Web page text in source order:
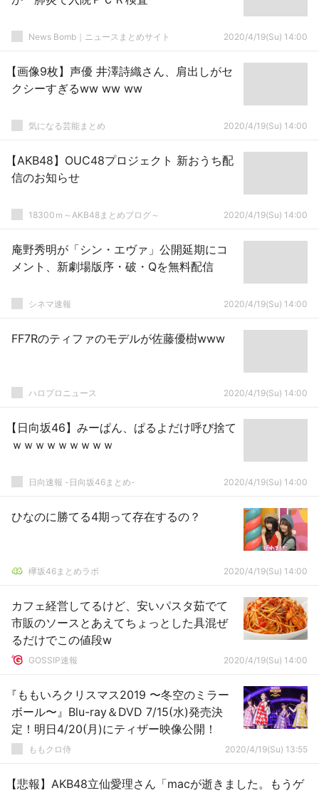
News Bomb｜ニュースまとめサイト 2020/4/19(Su) 14:00
【画像9枚】声優 井澤詩織さん、肩出しがセ
クシーすぎるww ww ww
気になる芸能まとめ 2020/4/19(Su) 14:00
【AKB48】OUC48プロジェクト 新おうち配
信のお知らせ
18300ｍ～AKB48まとめブログ～ 2020/4/19(Su) 14:00
庵野秀明が「シン・エヴァ」公開延期にコ
メント、新劇場版序・破・Qを無料配信
シネマ速報 2020/4/19(Su) 14:00
FF7Rのティファのモデルが佐藤優樹www
ハロプロニュース 2020/4/19(Su) 14:00
【日向坂46】みーぱん、ぱるよだけ呼び捨て
ｗｗｗｗｗｗｗｗｗ
日向速報 -日向坂46まとめ- 2020/4/19(Su) 14:00
ひなのに勝てる4期って存在するの？
欅坂46まとめラボ 2020/4/19(Su) 14:00
カフェ経営してるけど、安いパスタ茹でて
市販のソースとあえてちょっとした具混ぜ
るだけでこの値段w
GOSSIP速報 2020/4/19(Su) 14:00
『ももいろクリスマス2019 〜冬空のミラー
ボール〜』Blu-ray＆DVD 7/15(水)発売決
定！明日4/20(月)にティザー映像公開！
ももクロ侍 2020/4/19(Su) 13:55
【悲報】AKB48立仙愛理さん「macが逝きました。もうゲ